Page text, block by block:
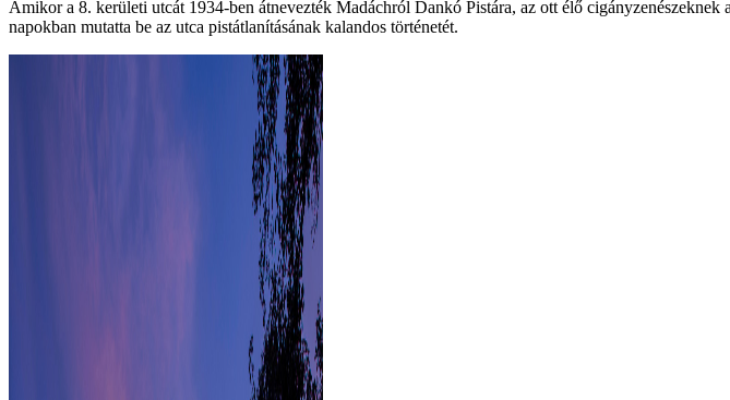
Amikor a 8. kerületi utcát 1934-ben átnevezték Madáchról Dankó Pistára, az ott élő
napokban mutatta be az utca pistátlanításának kalandos történetét.